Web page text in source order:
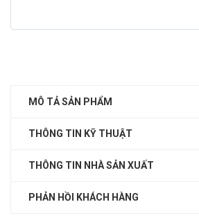
MÔ TẢ SẢN PHẨM
THÔNG TIN KỸ THUẬT
THÔNG TIN NHÀ SẢN XUẤT
PHẢN HỒI KHÁCH HÀNG